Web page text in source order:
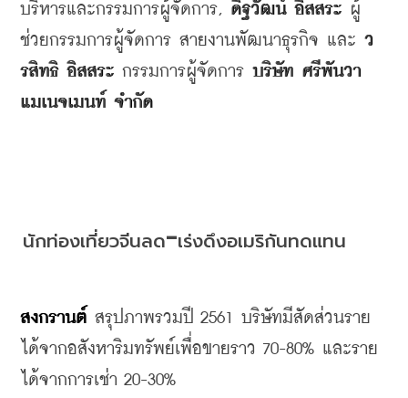
บริหารและกรรมการผู้จัดการ, ดิฐวัฒน์ อิสสระ ผู้
ช่วยกรรมการผู้จัดการ สายงานพัฒนาธุรกิจ และ ว
รสิทธิ อิสสระ กรรมการผู้จัดการ บริษัท ศรีพันวา
แมเนจเมนท์ จำกัด
นักท่องเที่ยวจีนลด-เร่งดึงอเมริกันทดแทน
สงกรานต์ สรุปภาพรวมปี 2561 บริษัทมีสัดส่วนราย
ได้จากอสังหาริมทรัพย์เพื่อขายราว 70-80% และราย
ได้จากการเช่า 20-30%